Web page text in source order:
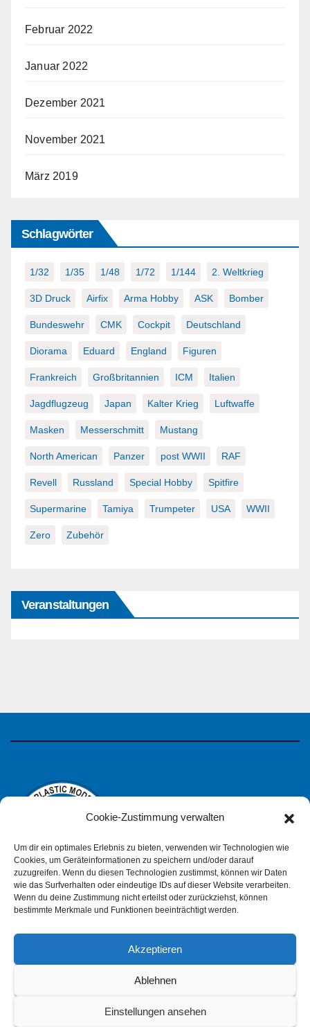
Cookie-Zustimmung verwalten
Um dir ein optimales Erlebnis zu bieten, verwenden wir Technologien wie
Cookies, um Geräteinformationen zu speichern und/oder darauf
zuzugreifen. Wenn du diesen Technologien zustimmst, können wir Daten
wie das Surfverhalten oder eindeutige IDs auf dieser Website verarbeiten.
Wenn du deine Zustimmung nicht erteilst oder zurückziehst, können
bestimmte Merkmale und Funktionen beeinträchtigt werden.
Akzeptieren
Ablehnen
Einstellungen ansehen
Februar 2022
Januar 2022
Dezember 2021
November 2021
März 2019
Schlagwörter
1/32 1/35 1/48 1/72 1/144 2. Weltkrieg
3D Druck Airfix Arma Hobby ASK Bomber
Bundeswehr CMK Cockpit Deutschland
Diorama Eduard England Figuren
Frankreich Großbritannien ICM Italien
Jagdflugzeug Japan Kalter Krieg Luftwaffe
Masken Messerschmitt Mustang
North American Panzer post WWII RAF
Revell Russland Special Hobby Spitfire
Supermarine Tamiya Trumpeter USA WWII
Zero Zubehör
Veranstaltungen
IPMS Deutschland
Datenschutzerklärung (pdf)
Cookie-Richtlinie (EU)